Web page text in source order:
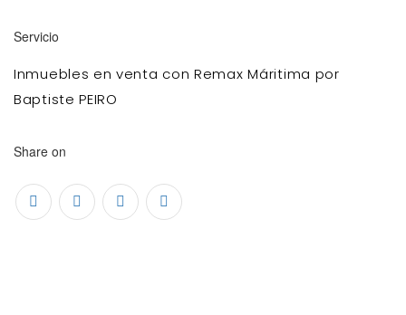
Servicio
Inmuebles en venta con Remax Máritima por
Baptiste PEIRO
Share on